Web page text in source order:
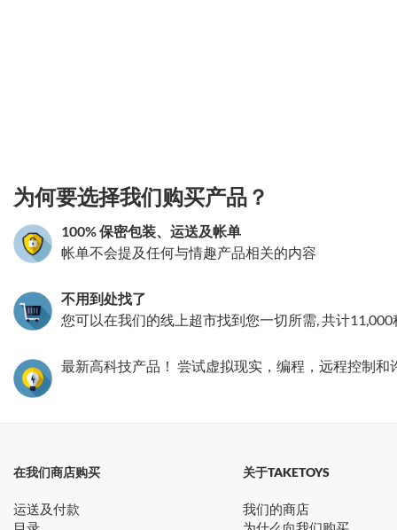
为何要选择我们购买产品？
100% 保密包装、运送及帐单
帐单不会提及任何与情趣产品相关的内容
不用到处找了
您可以在我们的线上超市找到您一切所需, 共计11,000
最新高科技产品！ 尝试虚拟现实，编程，远程控制
在我们商店购买
运送及付款
关于TAKETOYS
我们的商店